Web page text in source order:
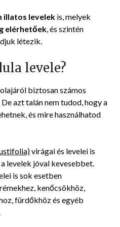
illatos levelek is, melyek
elérhetőek , és szintén
létezik.
levele?
biztosan számos
azt talán nem tudod, hogy a
és mire használhatod
virágai és levelei is
levelek jóval kevesebbet.
is sok esetben
kenőcsökhöz,
fürdőkhöz és egyéb